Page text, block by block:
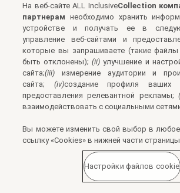
На веб-сайте ALL InclusiveCollection
партнерам необходимо хранить
устройстве и получать ее в
управление веб-сайтами и
которые вы запрашиваете (такие
быть отклонены);(ii) улучшение и
сайта;(iii) измерение аудитории и
сайта; (iv)создание профиля ваших
предоставления релевантной рекламы;
взаимодействовать с социальными
Вы можете изменить свой выбор в
ссылку «Cookies» в нижней части
Настройки файлов cookie